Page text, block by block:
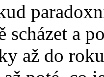
scházet a
až do